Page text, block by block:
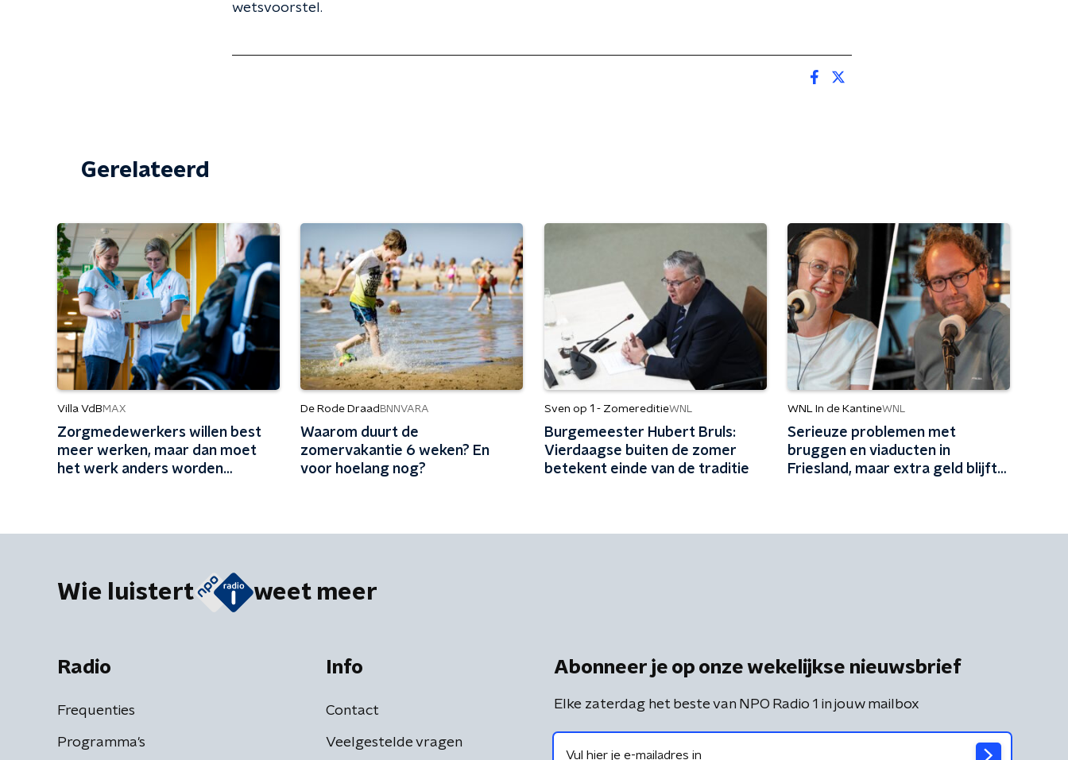
wetsvoorstel.
Gerelateerd
Villa VdB MAX
Zorgmedewerkers willen best
meer werken, maar dan moet
het werk anders worden
De Rode Draad BNNVARA
Waarom duurt de
zomervakantie 6 weken? En
voor hoelang nog?
Sven op 1 - ZomereditieWNL
Burgemeester Hubert Bruls:
Vierdaagse buiten de zomer
betekent einde van de traditie
WNL In de KantineWNL
Serieuze problemen met
bruggen en viaducten in
Friesland, maar extra geld blijft
Wie luistert weet meer
Radio
Frequenties
Programma's
Info
Contact
Veelgestelde vragen
Abonneer je op onze wekelijkse nieuwsbrief
Elke zaterdag het beste van NPO Radio 1 in jouw mailbox